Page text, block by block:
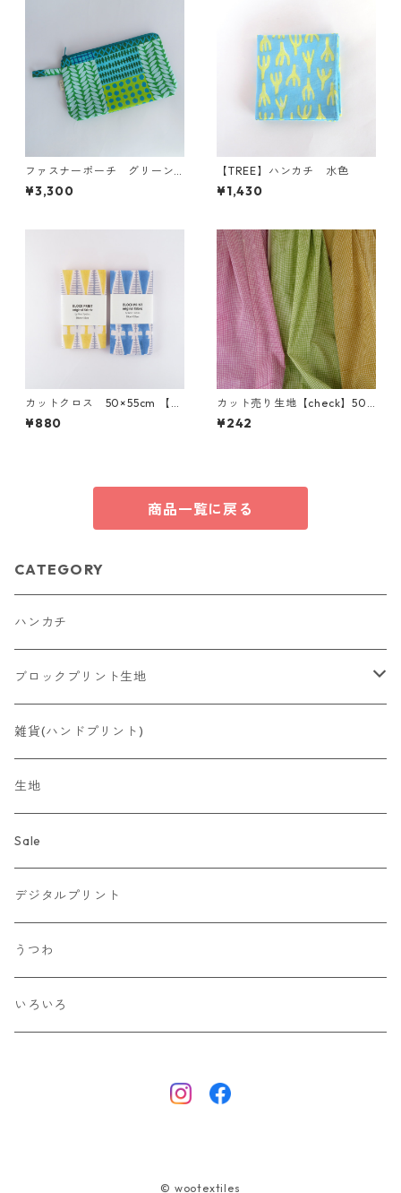
ファスナーポーチ グリーン
系
¥3,300
【TREE】ハンカチ 水色
¥1,430
カットクロス 50×55cm 【Ar
row1】
¥880
カット売り生地【check】50c
m以上10cm単位
¥242
商品一覧に戻る
CATEGORY
ハンカチ
ブロックプリント生地
洋服
雑貨(ハンドプリント)
生地
Sale
デジタルプリント
うつわ
いろいろ
© wootextiles